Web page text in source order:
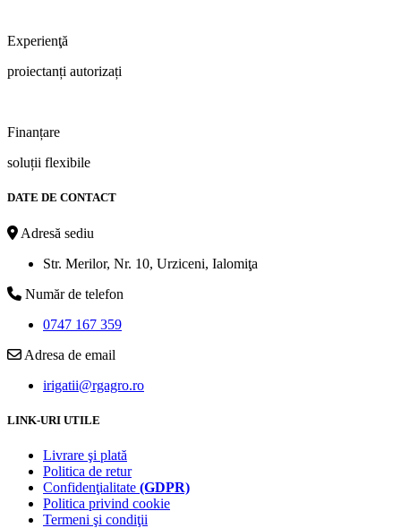
Experienţă
proiectanți autorizați
Finanțare
soluții flexibile
DATE DE CONTACT
Adresă sediu
Str. Merilor, Nr. 10, Urziceni, Ialomiţa
Număr de telefon
0747 167 359
Adresa de email
irigatii@rgagro.ro
LINK-URI UTILE
Livrare şi plată
Politica de retur
Confidenţialitate (GDPR)
Politica privind cookie
Termeni şi condiţii